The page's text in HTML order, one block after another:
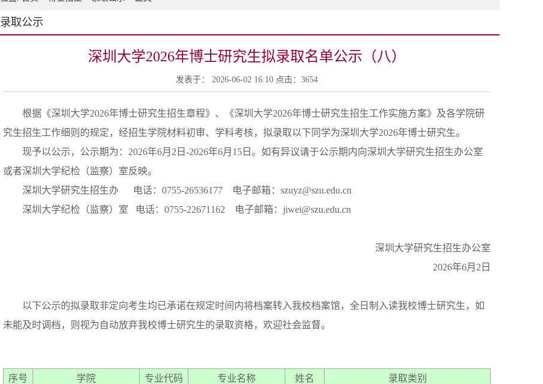
录取公示
深圳大学2026年博士研究生拟录取名单公示（八）
发表于： 2026-06-02 16:10 点击： 3654
根据《深圳大学2026年博士研究生招生章程》、《深圳大学2026年博士研究生招生工作实施方案》及各学院研
究生招生工作细则的规定，经招生学院材料初审、学科考核，拟录取以下同学为深圳大学2026年博士研究生。
现予以公示，公示期为：2026年6月2日-2026年6月15日。如有异议请于公示期内向深圳大学研究生招生办公室
或者深圳大学纪检（监察）室反映。
深圳大学研究生招生办 电话：0755-26536177 电子邮箱：szuyz@szu.edu.cn
深圳大学纪检（监察）室 电话：0755-22671162 电子邮箱：jiwei@szu.edu.cn
深圳大学研究生招生办公室
2026年6月2日
以下公示的拟录取非定向考生均已承诺在规定时间内将档案转入我校档案馆，全日制入读我校博士研究生，如
未能及时调档，则视为自动放弃我校博士研究生的录取资格，欢迎社会监督。
序号 学院 专业代码 专业名称 姓名
录取类别